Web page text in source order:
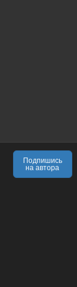
Подпишись
на автора